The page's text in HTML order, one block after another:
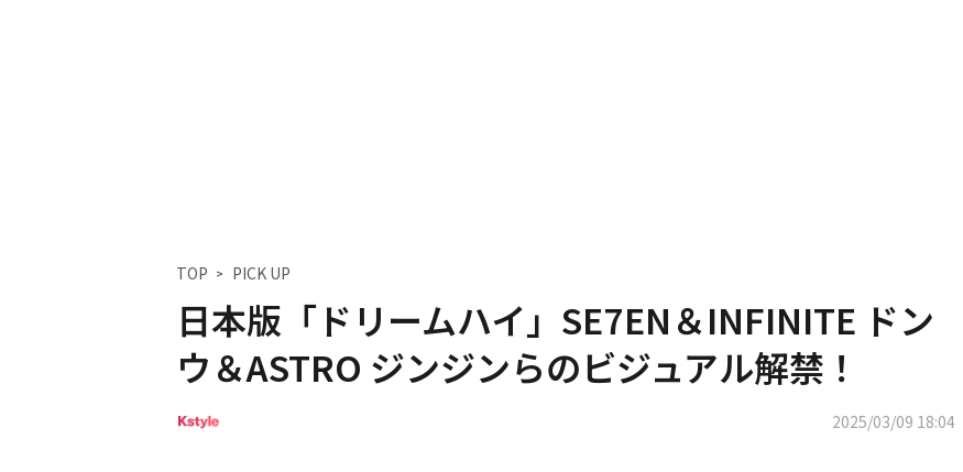
TOP PICK UP
日本版「ドリームハイ」SE7EN＆INFINITE ドン
ウ＆ASTRO ジンジンらのビジュアル解禁！
2025/03/09 18:04